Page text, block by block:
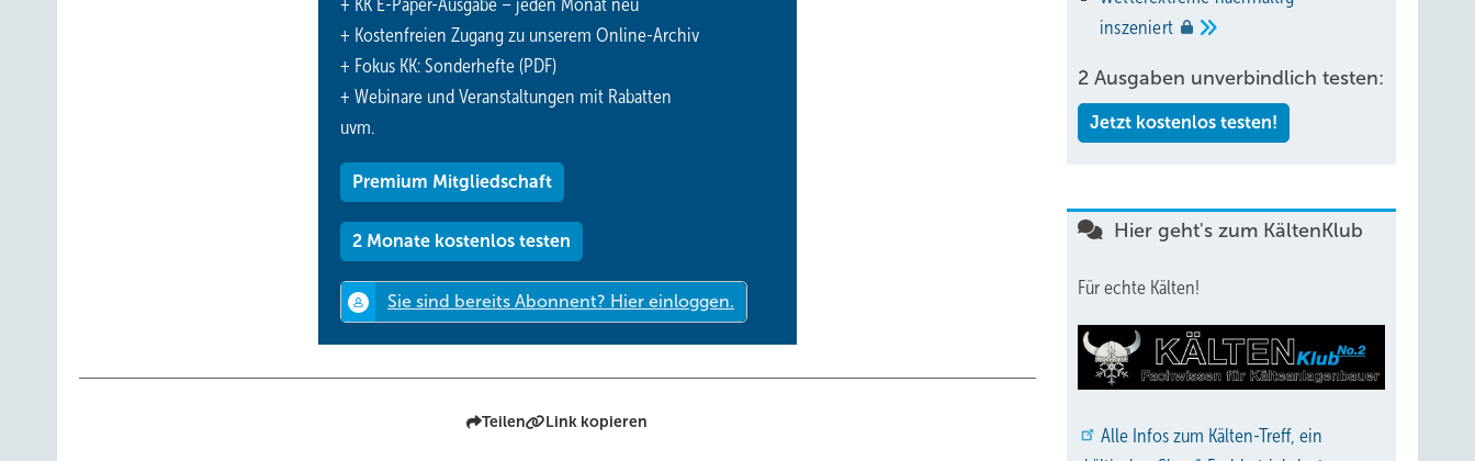
+ KK E-Paper-Ausgabe – jeden Monat neu
+ Kostenfreien Zugang zu unserem Online-Archiv
+ Fokus KK: Sonderhefte (PDF)
+ Webinare und Veranstaltungen mit Rabatten
uvm.
Premium Mitgliedschaft
2 Monate kostenlos testen
Teilen Link kopieren
inszeniert
2 Ausgaben unverbindlich testen:
Jetzt kostenlos testen!
Hier geht's zum KältenKlub
Für echte Kälten!
Alle Infos zum Kälten-Treff, ein